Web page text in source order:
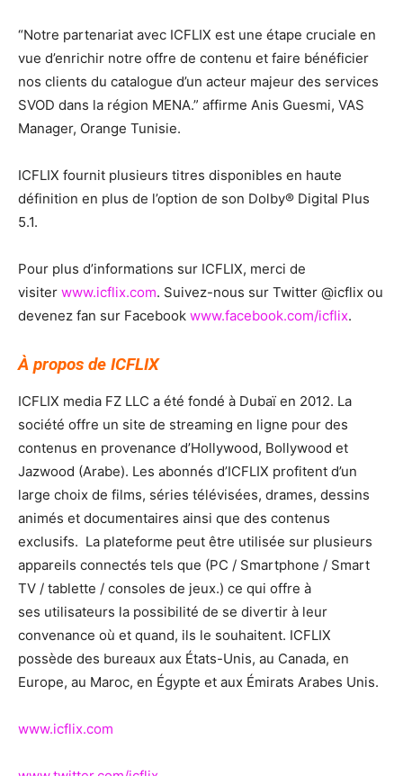
“Notre partenariat avec ICFLIX est une étape cruciale en
vue d’enrichir notre offre de contenu et faire bénéficier
nos clients du catalogue d’un acteur majeur des services
SVOD dans la région MENA.” affirme Anis Guesmi, VAS
Manager, Orange Tunisie.
ICFLIX fournit plusieurs titres disponibles en haute
définition en plus de l’option de son Dolby® Digital Plus
5.1.
Pour plus d’informations sur ICFLIX, merci de
visiter www.icflix.com. Suivez-nous sur Twitter @icflix ou
devenez fan sur Facebook www.facebook.com/icflix.
À propos de ICFLIX
ICFLIX media FZ LLC a été fondé à Dubaï en 2012. La
société offre un site de streaming en ligne pour des
contenus en provenance d’Hollywood, Bollywood et
Jazwood (Arabe). Les abonnés d’ICFLIX profitent d’un
large choix de films, séries télévisées, drames, dessins
animés et documentaires ainsi que des contenus
exclusifs. La plateforme peut être utilisée sur plusieurs
appareils connectés tels que (PC / Smartphone / Smart
TV / tablette / consoles de jeux.) ce qui offre à
ses utilisateurs la possibilité de se divertir à leur
convenance où et quand, ils le souhaitent. ICFLIX
possède des bureaux aux États-Unis, au Canada, en
Europe, au Maroc, en Égypte et aux Émirats Arabes Unis.
www.icflix.com